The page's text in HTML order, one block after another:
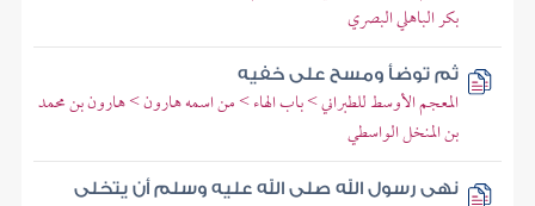
بكر الباهلي البصري
ثم توضأ ومسح على خفيه
المعجم الأوسط للطبراني > باب الهاء > من اسمه هارون > هارون بن محمد
بن المنخل الواسطي
نهى رسول الله صلى الله عليه وسلم أن يتخلى